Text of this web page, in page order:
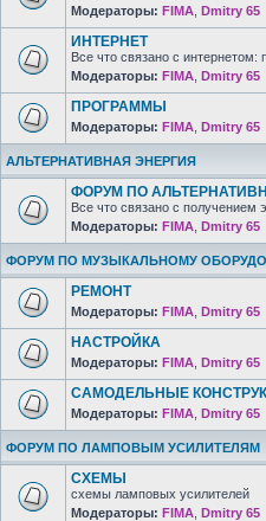
Модераторы: FIMA Dmitry 65
ИНТЕРНЕТ
Все что связано с интернетом:
Модераторы: FIMA Dmitry 65
ПРОГРАММЫ
Модераторы: FIMA Dmitry 65
АЛЬТЕРНАТИВНАЯ ЭНЕРГИЯ
ФОРУМ ПО
Все что связано с получением
Модераторы: FIMA Dmitry 65
ФОРУМ ПО МУЗЫКАЛЬНОМУ
РЕМОНТ
Модераторы: FIMA Dmitry 65
НАСТРОЙКА
Модераторы: FIMA Dmitry 65
САМОДЕЛЬНЫЕ
Модераторы: FIMA Dmitry 65
ФОРУМ ПО ЛАМПОВЫМ УСИЛИТЕЛЯМ
СХЕМЫ
схемы ламповых усилителей
Модераторы: FIMA Dmitry 65